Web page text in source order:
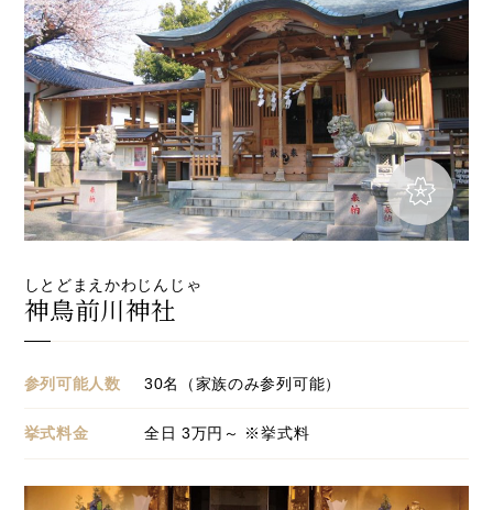
しとどまえかわじんじゃ
神鳥前川神社
参列可能人数 30名（家族のみ参列可能）
挙式料金 全日 3万円～ ※挙式料